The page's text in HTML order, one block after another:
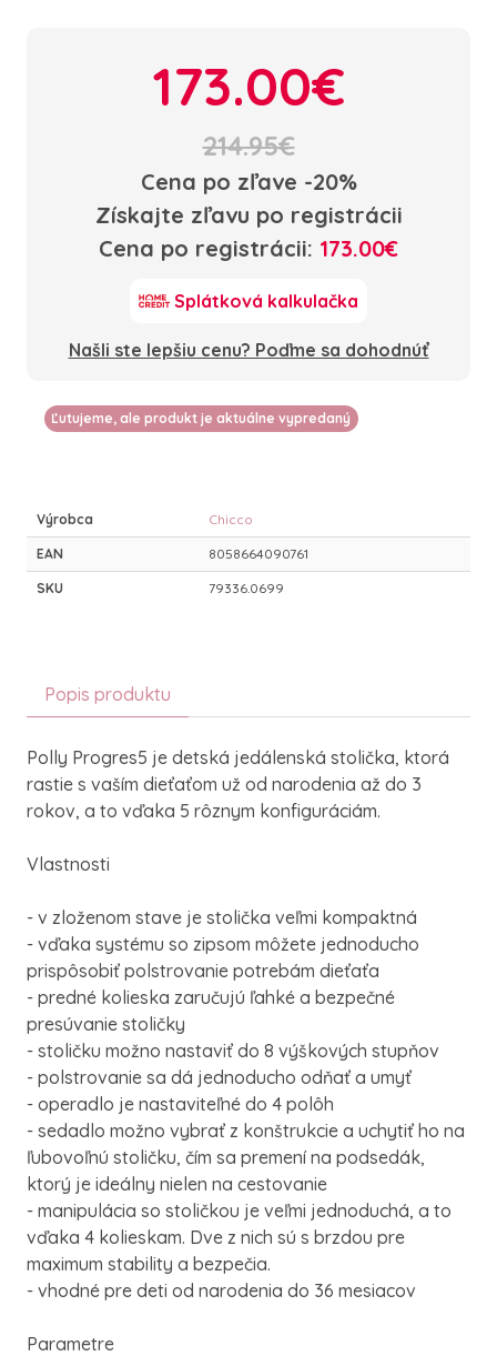
173.00€
214.95€
Cena po zľave -20%
Získajte zľavu po registrácii
Cena po registrácii: 173.00€
Splátková kalkulačka
Našli ste lepšiu cenu? Poďme sa dohodnúť
Ľutujeme, ale produkt je aktuálne vypredaný
Výrobca Chicco
EAN 8058664090761
SKU 79336.0699
Popis produktu
Polly Progres5 je detská jedálenská stolička, ktorá
rastie s vaším dieťaťom už od narodenia až do 3
rokov, a to vďaka 5 rôznym konfiguráciám.
Vlastnosti
- v zloženom stave je stolička veľmi kompaktná
- vďaka systému so zipsom môžete jednoducho
prispôsobiť polstrovanie potrebám dieťaťa
- predné kolieska zaručujú ľahké a bezpečné
presúvanie stoličky
- stoličku možno nastaviť do 8 výškových stupňov
- polstrovanie sa dá jednoducho odňať a umyť
- operadlo je nastaviteľné do 4 polôh
- sedadlo možno vybrať z konštrukcie a uchytiť ho na
ľubovoľnú stoličku, čím sa premení na podsedák,
ktorý je ideálny nielen na cestovanie
- manipulácia so stoličkou je veľmi jednoduchá, a to
vďaka 4 kolieskam. Dve z nich sú s brzdou pre
maximum stability a bezpečia.
- vhodné pre deti od narodenia do 36 mesiacov
Parametre